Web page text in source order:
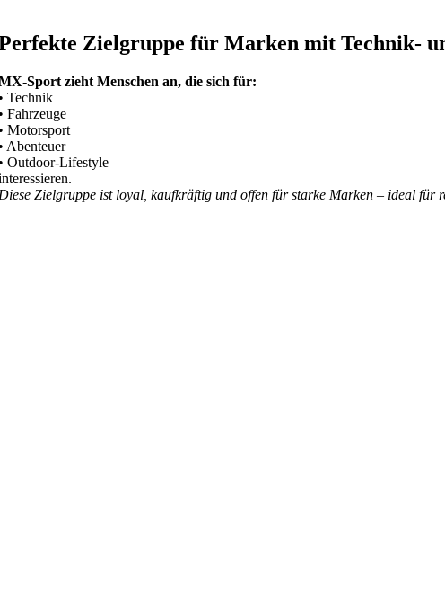
Zielgruppe für Marken mit Technik-
Sport zieht Menschen an, die sich für:
Technik
Fahrzeuge
Motorsport
Abenteuer
Outdoor-Lifestyle
Zielgruppe ist loyal, kaufkräftig und offen für starke Marken – ideal für